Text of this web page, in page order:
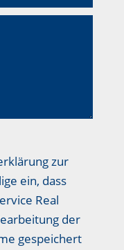
zur
ein, dass
Real
der
gespeichert